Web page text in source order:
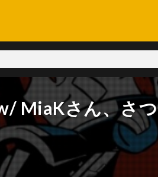
MiaKさん、さつ